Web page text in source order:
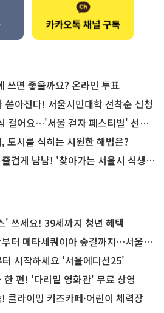
쓰면 좋을까요? 온라인 투표
쏟아진다! 서울시민대학 선착순 신청
요…'서울 걷자 페스티벌' 선착순 5천명
도시를 식히는 시원한 해법은?
냠냠! '찾아가는 서울시 식생활 교육' 현장
' 쓰세요! 39세까지 청년 혜택
타세쿼이아 숲길까지…서울둘레길 15코스
시작하세요 '서울에디션25'
한 편! '다리밑 영화관' 무료 상영
클라이밍 키즈카페·어린이 체력장